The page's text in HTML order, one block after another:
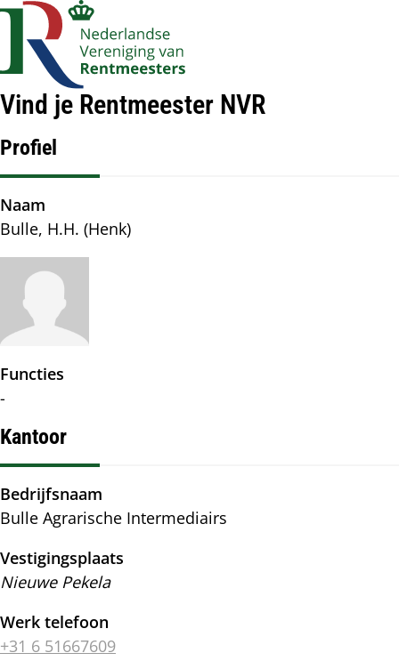
Vind je Rentmeester NVR
Profiel
Naam
Bulle, H.H. (Henk)
Afbeelding
Functies
-
Kantoor
Bedrijfsnaam
Bulle Agrarische Intermediairs
Vestigingsplaats
Nieuwe Pekela
Werk telefoon
+31 6 51667609